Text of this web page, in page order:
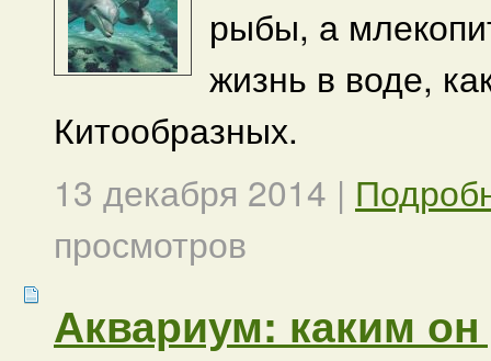
рыбы, а
жизнь в воде,
Китообразных.
13 декабря 2014 |
просмотров
Аквариум: каким